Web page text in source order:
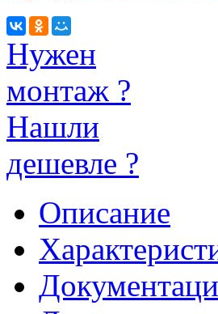
Нужен
монтаж ?
Нашли
дешевле ?
Описание